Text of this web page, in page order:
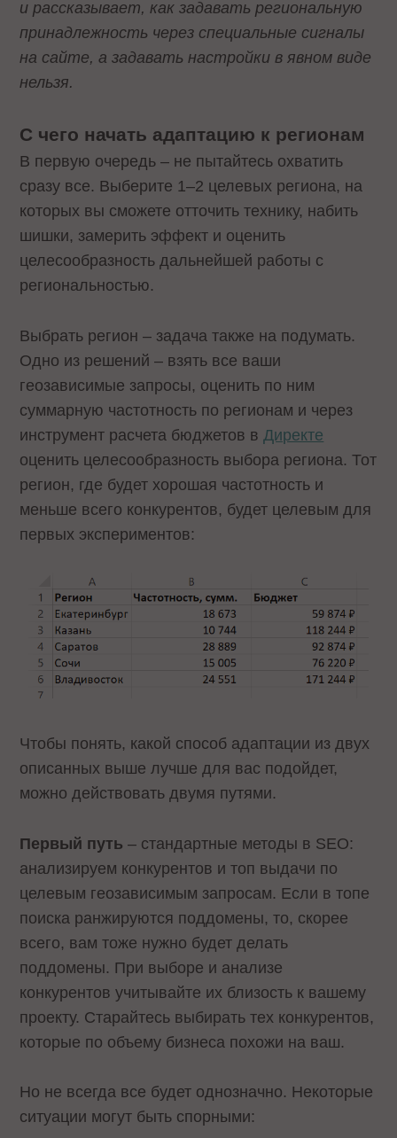
и рассказывает, как задавать региональную
принадлежность через специальные сигналы
на сайте, а задавать настройки в явном виде
нельзя.
С чего начать адаптацию к регионам
В первую очередь – не пытайтесь охватить
сразу все. Выберите 1–2 целевых региона, на
которых вы сможете отточить технику, набить
шишки, замерить эффект и оценить
целесообразность дальнейшей работы с
региональностью.
Выбрать регион – задача также на подумать.
Одно из решений – взять все ваши
геозависимые запросы, оценить по ним
суммарную частотность по регионам и через
инструмент расчета бюджетов в Директе
оценить целесообразность выбора региона. Тот
регион, где будет хорошая частотность и
меньше всего конкурентов, будет целевым для
первых экспериментов:
Чтобы понять, какой способ адаптации из двух
описанных выше лучше для вас подойдет,
можно действовать двумя путями.
Первый путь – стандартные методы в SEO:
анализируем конкурентов и топ выдачи по
целевым геозависимым запросам. Если в топе
поиска ранжируются поддомены, то, скорее
всего, вам тоже нужно будет делать
поддомены. При выборе и анализе
конкурентов учитывайте их близость к вашему
проекту. Старайтесь выбирать тех конкурентов,
которые по объему бизнеса похожи на ваш.
Но не всегда все будет однозначно. Некоторые
ситуации могут быть спорными: